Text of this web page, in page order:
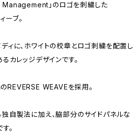
」のロゴを刺繍した
ーブ。
ィに、ホワイトの校章とロゴ刺繍を配置し
カレッジデザインです。
REVERSE WEAVEを採用。
自製法に加え、脇部分のサイドパネルな
。